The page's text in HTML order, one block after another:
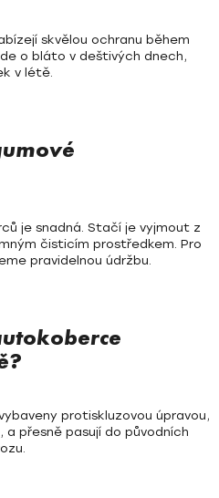
skvělou ochranu během
o bláto v deštivých dnech,
v létě.
je snadná. Stačí je vyjmout z
čisticím prostředkem. Pro
pravidelnou údržbu.
protiskluzovou úpravou,
přesně pasují do původních